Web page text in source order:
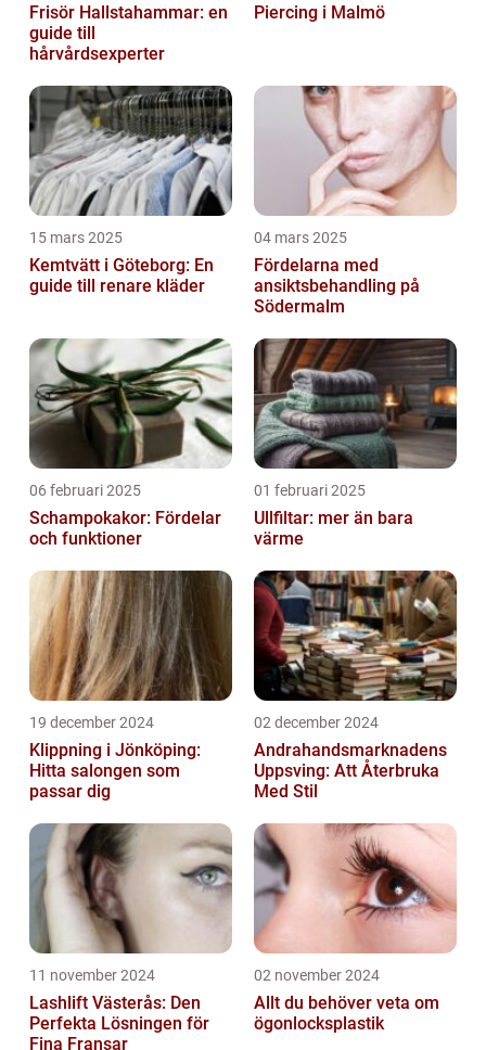
Frisör Hallstahammar: en
guide till
hårvårdsexperter
Piercing i Malmö
15 mars 2025
Kemtvätt i Göteborg: En
guide till renare kläder
04 mars 2025
Fördelarna med
ansiktsbehandling på
Södermalm
06 februari 2025
Schampokakor: Fördelar
och funktioner
01 februari 2025
Ullfiltar: mer än bara
värme
19 december 2024
Klippning i Jönköping:
Hitta salongen som
passar dig
02 december 2024
Andrahandsmarknadens
Uppsving: Att Återbruka
Med Stil
11 november 2024
Lashlift Västerås: Den
Perfekta Lösningen för
Fina Fransar
02 november 2024
Allt du behöver veta om
ögonlocksplastik